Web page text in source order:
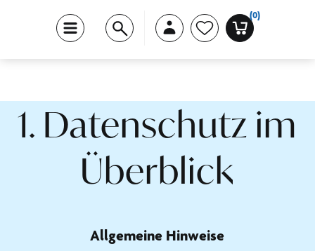
(0)
1. Datenschutz im
Überblick
Allgemeine Hinweise